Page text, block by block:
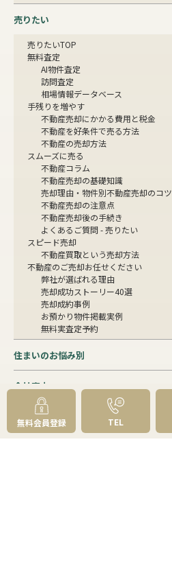
売りたい
売りたいTOP
無料査定
AI物件査定
訪問査定
相場情報データベース
手残りを増やす
不動産売却にかかる費用と税金
不動産を好条件で売る方法
不動産の売却方法
スムーズに売る
不動産コラム
不動産売却の基礎知識
売却理由・物件別不動産売却のコツ
不動産売却の注意点
不動産売却後の手続き
よくあるご質問 - 売りたい
スピード売却
不動産買取という売却方法
不動産のご売却お任せください
弊社が選ばれる理由
売却成功ストーリー40選
売却成約事例
お預かり物件掲載実例
無料実査定予約
住まいのお悩み別
会社案内
会社案内TOP
私たちについて
アクセス
無料会員登録 TEL